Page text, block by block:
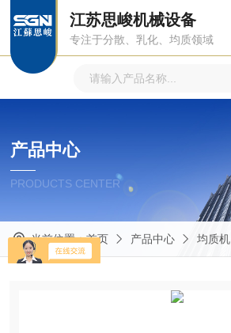
江苏思峻机械设备
专注于分散、乳化、均质领域
产品中心
PRODUCTS CENTER
当前位置：首页 产品中心 均质机